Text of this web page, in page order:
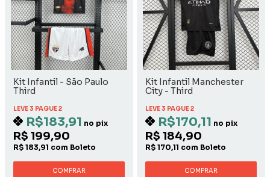
Kit Infantil - São Paulo
Third
LEVE 3 PAGUE 2
R$183,91 no pix
R$ 199,90
R$ 183,91 com Boleto
COMPRAR
Kit Infantil Manchester
City - Third
LEVE 3 PAGUE 2
R$170,11 no pix
R$ 184,90
R$ 170,11 com Boleto
COMPRAR